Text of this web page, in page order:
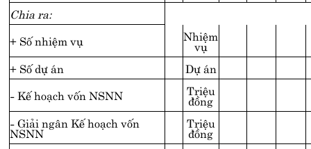
Chia ra:
+ Số nhiệm vụ
Nhiệm
vụ
+ Số dự án
Dự án
- Kế hoạch vốn NSNN
Triệu
đồng
- Giải ngân Kế hoạch vốn
NSNN
Triệu
đồng